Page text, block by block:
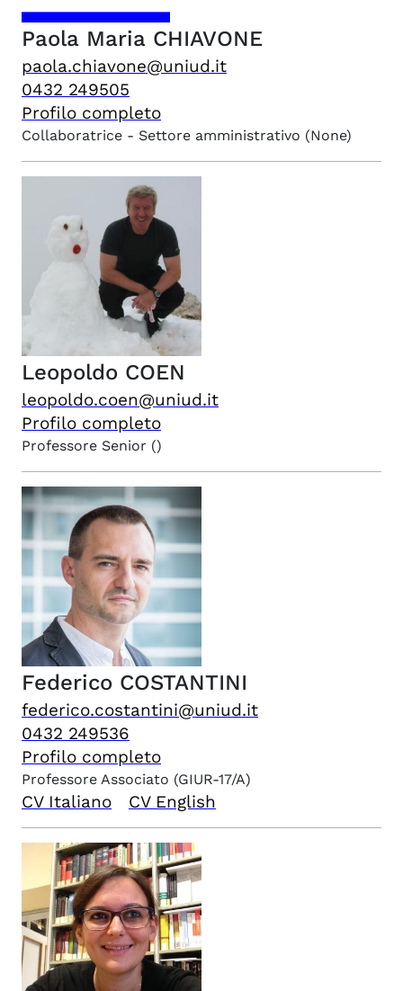
Paola Maria CHIAVONE
paola.chiavone@uniud.it
0432 249505
Profilo completo
Collaboratrice - Settore amministrativo (None)
Leopoldo COEN
leopoldo.coen@uniud.it
Profilo completo
Professore Senior ()
Federico COSTANTINI
federico.costantini@uniud.it
0432 249536
Profilo completo
Professore Associato (GIUR-17/A)
CV Italiano CV English